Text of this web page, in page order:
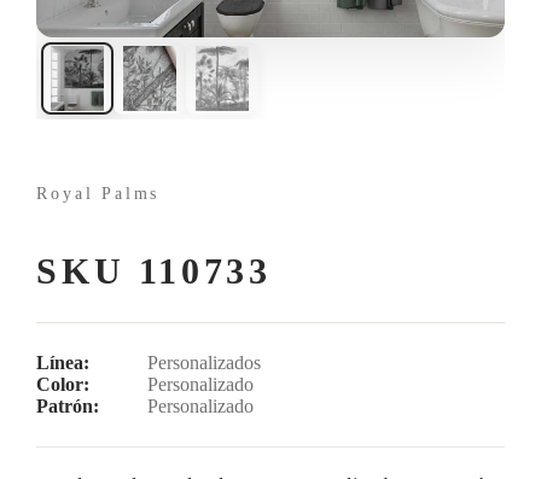
Royal Palms
SKU 110733
Línea:
Personalizados
Color:
Personalizado
Patrón:
Personalizado